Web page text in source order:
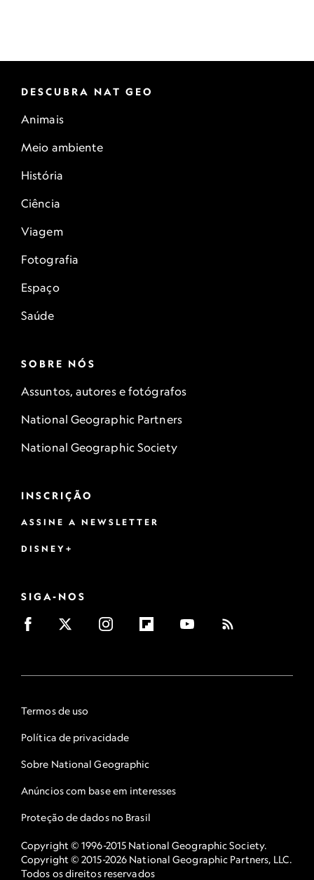
DESCUBRA NAT GEO
Animais
Meio ambiente
História
Ciência
Viagem
Fotografia
Espaço
Saúde
SOBRE NÓS
Assuntos, autores e fotógrafos
National Geographic Partners
National Geographic Society
INSCRIÇÃO
ASSINE A NEWSLETTER
DISNEY+
SIGA-NOS
Termos de uso
Política de privacidade
Sobre National Geographic
Anúncios com base em interesses
Proteção de dados no Brasil
Copyright © 1996-2015 National Geographic Society.
Copyright © 2015-2026 National Geographic Partners, LLC.
Todos os direitos reservados